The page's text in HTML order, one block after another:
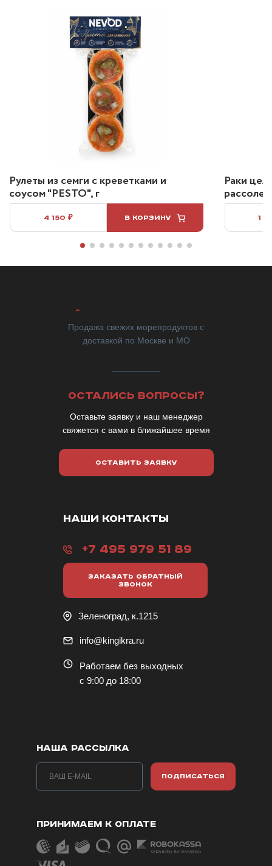
Рулеты из семги с креветками и
соусом "PESTO", г
4 150 ₽ В КОРЗИНУ
Раки
рассоле
1
Продажа свежих морепродуктов с
доставкой по Москве и МО
ОСТАЛИСЬ ВОПРОСЫ?
Оставьте заявку и наш менеджер
свяжется с вами в ближайшее время
ОСТАВИТЬ ЗАЯВКУ
НАШИ КОНТАКТЫ
+7 495 979 51 89
ЗАКАЗАТЬ ОБРАТНЫЙ
ЗВОНОК
Зеленоград, к.1215
info@kingikra.ru
Работаем без выходных
с 9:00 до 18:00
НАША РАССЫЛКА
ПОДПИСАТЬСЯ
ПРИНИМАЕМ К ОПЛАТЕ